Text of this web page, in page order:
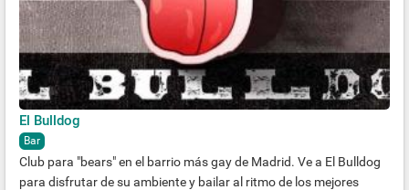
El Bulldog
Bar
Club para "bears" en el barrio más gay de Madrid. Ve a El Bulldog
para disfrutar de su ambiente y bailar al ritmo de los mejores